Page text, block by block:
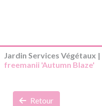
Jardin Services Végétaux |
freemanii 'Autumn Blaze'
Retour